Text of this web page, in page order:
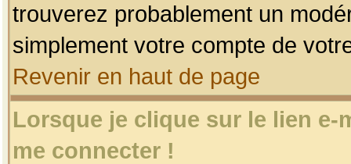
trouverez probablement un
simplement votre compte de
Revenir en haut de page
Lorsque je clique sur le lien
me connecter !